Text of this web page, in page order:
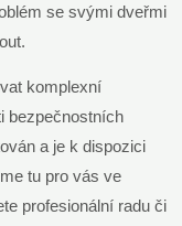
se svými dveřmi
komplexní
bezpečnostních
a je k dispozici
tu pro vás ve
profesionální radu či